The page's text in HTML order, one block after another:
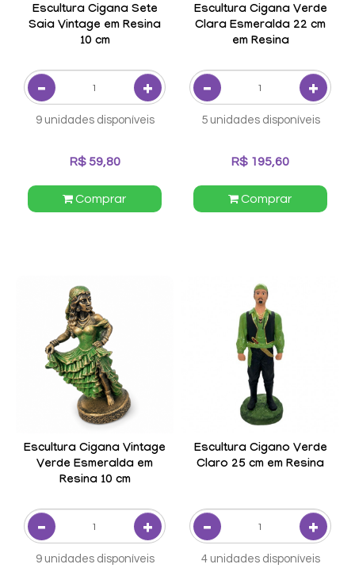
Escultura Cigana Sete
Saia Vintage em Resina
10 cm
9 unidades disponíveis
R$ 59,80
Comprar
Escultura Cigana Verde
Clara Esmeralda 22 cm
em Resina
5 unidades disponíveis
R$ 195,60
Comprar
Escultura Cigana Vintage
Verde Esmeralda em
Resina 10 cm
9 unidades disponíveis
Escultura Cigano Verde
Claro 25 cm em Resina
4 unidades disponíveis